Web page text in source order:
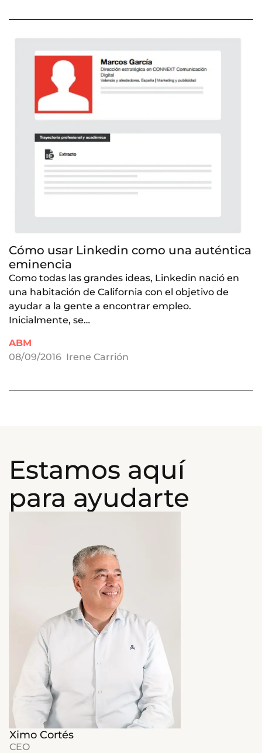
Cómo usar Linkedin como una auténtica
eminencia
Como todas las grandes ideas, Linkedin nació en
una habitación de California con el objetivo de
ayudar a la gente a encontrar empleo.
Inicialmente, se…
ABM
08/09/2016 Irene Carrión
Estamos aquí
para ayudarte
Ximo Cortés
CEO